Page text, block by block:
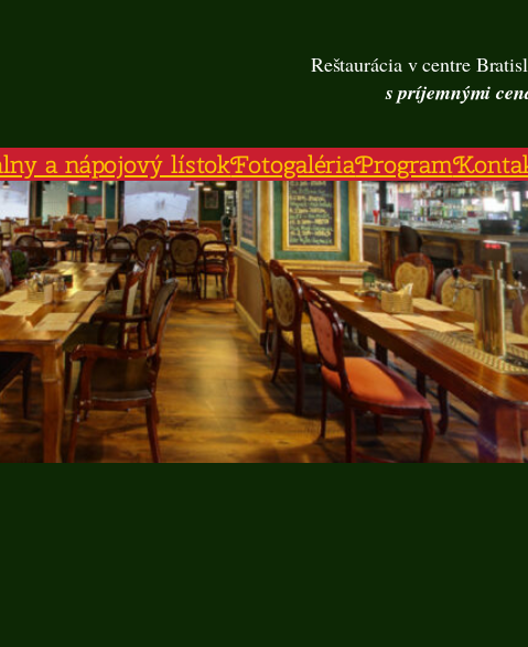
Reštaurácia v centre
s príjemnými
a nápojový lístokFotogalériaProgram